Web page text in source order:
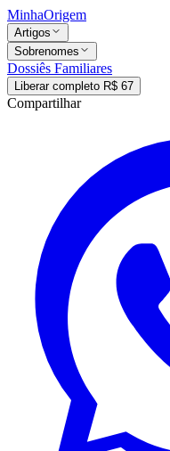
MinhaOrigem
Artigos
Sobrenomes
Dossiês Familiares
Liberar completo R$ 67
Compartilhar